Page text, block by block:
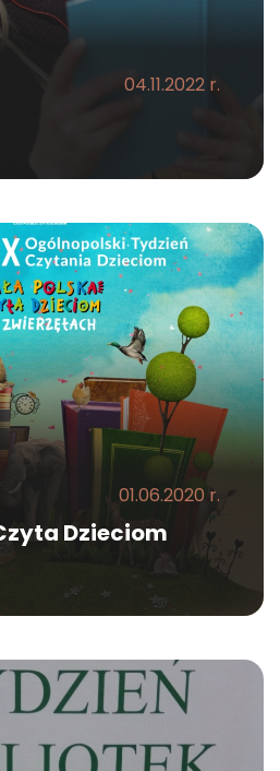
04.11.2022 r.
01.06.2020 r.
Dzieciom